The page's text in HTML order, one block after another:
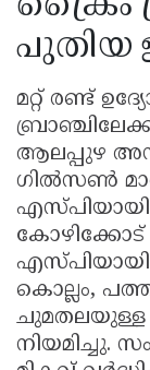
പുതിയ
മറ്റ് രണ്ട്
ആലപ്പുഴ
ഗിൽസൺ
എസ്പിയായി
കൊല്ലം,
ചുമതലയുള്ള
നിയമിച്ചു.